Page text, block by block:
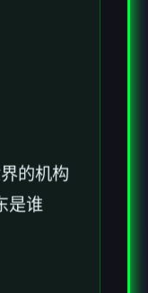
的机构
是谁